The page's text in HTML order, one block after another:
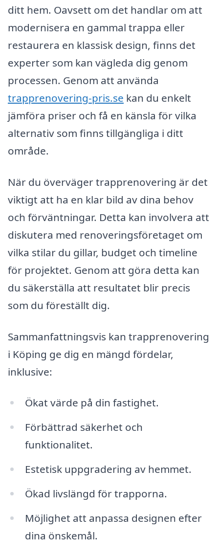
ditt hem. Oavsett om det handlar om att
modernisera en gammal trappa eller
restaurera en klassisk design, finns det
experter som kan vägleda dig genom
processen. Genom att använda
trapprenovering-pris.se kan du enkelt
jämföra priser och få en känsla för vilka
alternativ som finns tillgängliga i ditt
område.
När du överväger trapprenovering är det
viktigt att ha en klar bild av dina behov
och förväntningar. Detta kan involvera att
diskutera med renoveringsföretaget om
vilka stilar du gillar, budget och timeline
för projektet. Genom att göra detta kan
du säkerställa att resultatet blir precis
som du föreställt dig.
Sammanfattningsvis kan trapprenovering
i Köping ge dig en mängd fördelar,
inklusive:
Ökat värde på din fastighet.
Förbättrad säkerhet och
funktionalitet.
Estetisk uppgradering av hemmet.
Ökad livslängd för trapporna.
Möjlighet att anpassa designen efter
dina önskemål.